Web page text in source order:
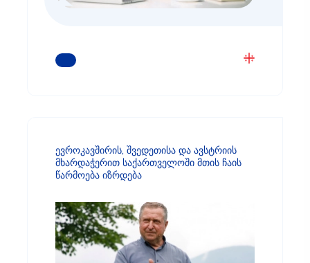
ᲒᲐᲘᲒᲔᲗ ᲛᲔᲢᲘ
ევროკავშირის, შვედეთისა და ავსტრიის
მხარდაჭერით საქართველოში მთის ჩაის
წარმოება იზრდება